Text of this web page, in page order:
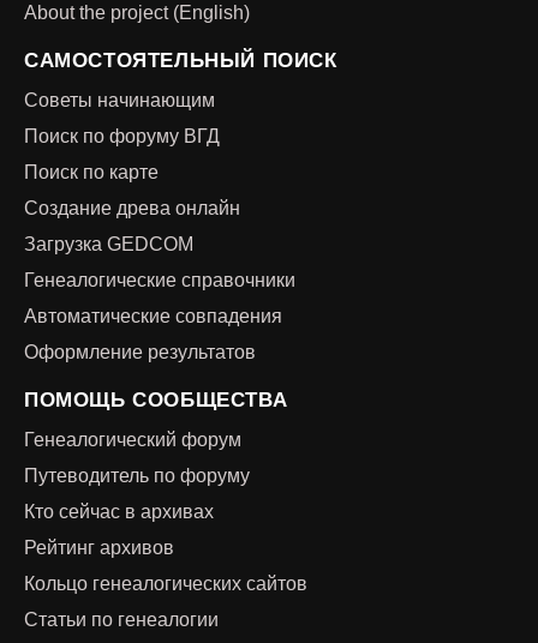
About the project (English)
САМОСТОЯТЕЛЬНЫЙ ПОИСК
Советы начинающим
Поиск по форуму ВГД
Поиск по карте
Создание древа онлайн
Загрузка GEDCOM
Генеалогические справочники
Автоматические совпадения
Оформление результатов
ПОМОЩЬ СООБЩЕСТВА
Генеалогический форум
Путеводитель по форуму
Кто сейчас в архивах
Рейтинг архивов
Кольцо генеалогических сайтов
Статьи по генеалогии